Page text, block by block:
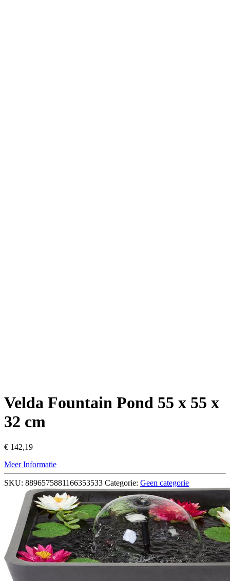
Velda Fountain Pond 55 x 55 x
32 cm
€ 142,19
Meer Informatie
SKU: 8896575881166353533 Categorie: Geen categorie